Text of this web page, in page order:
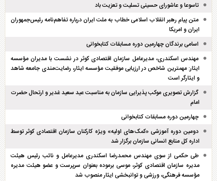
تاسوعا و عاشورای حسینی تسلیت و تعزیت باد
متن پیام رهبر انقلاب اسلامی خطاب به ملت ایران درباره تفاهم‌نامه رئیس‌جمهوران
ایران و امریکا
اسامی برندگان چهارمین دوره مسابقات کتابخوانی
مهندس اسکندری، مدیرعامل سازمان اقتصادی کوثر در نشست با مدیران مؤسسه
ایثار: مهمترین شاخص در ارزیابی موفقیت مؤسسه ایثار، رضایت‌مندی جامعه شاهد
و ایثارگر است
گزارش تصویری موکب پذیرایی سازمان به مناسبت عید سعید غدیر و ارتحال حضرت
امام
چهارمین دوره مسابقات کتابخوانی
دومین دوره آموزشی «کمک‌های اولیه» ویژه کارکنان سازمان اقتصادی کوثر توسط
اداره کل منابع انسانی سازمان برگزار شد
طی حکمی از سوی مهندس محمدرضا اسکندری مدیرعامل و نائب رئیس هیئت
مدیره سازمان اقتصادی کوثر، موسی برموده بعنوان سرپرست و عضو هیئت مدیره
مؤسسه فرهنگی، ورزشی و توانبخشی ایثار منصوب شد